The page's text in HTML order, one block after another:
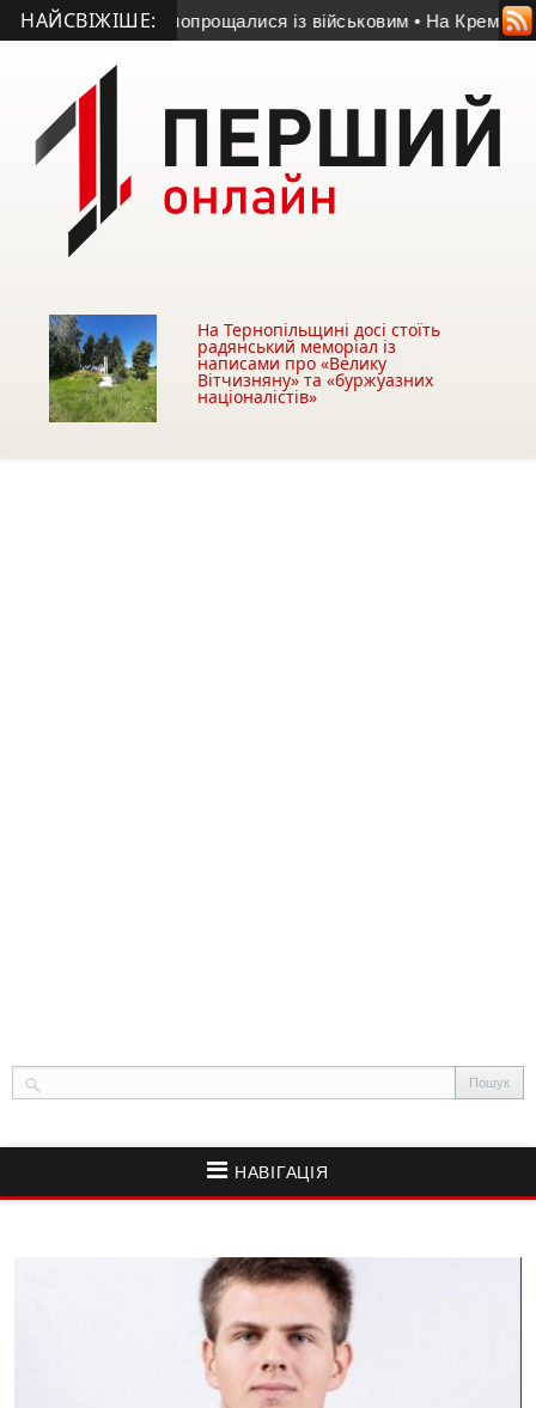
НАЙСВІЖІШЕ:попрощалися із військовим • На Кременеччині
На Тернопільщині досі стоїть
радянський меморіал із
написами про «Велику
Вітчизняну» та «буржуазних
націоналістів»
НАВІГАЦІЯ